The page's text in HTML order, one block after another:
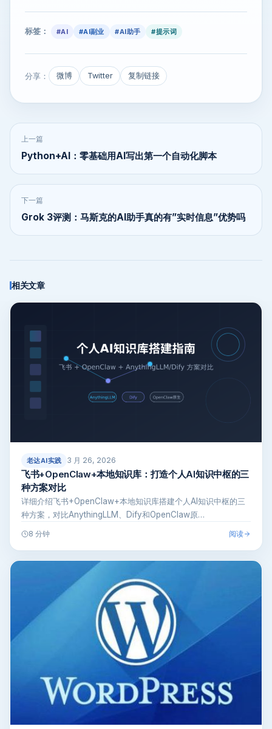
标签： #AI #AI副业 #AI助手 #提示词
分享： 微博 Twitter 复制链接
上一篇
Python+AI：零基础用AI写出第一个自动化脚本
下一篇
Grok 3评测：马斯克的AI助手真的有”实时信息”优势吗
相关文章
老达AI实践 3 月 26, 2026
飞书+OpenClaw+本地知识库：打造个人AI知识中枢的三
种方案对比
详细介绍飞书+OpenClaw+本地知识库搭建个人AI知识中枢的三
种方案，对比AnythingLLM、Dify和OpenClaw原…
8 分钟 阅读